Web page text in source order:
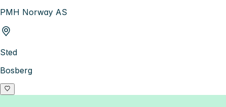
PMH Norway AS
Sted
Bosberg